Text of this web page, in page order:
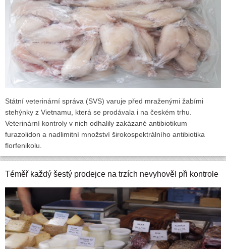
Státní veterinární správa (SVS) varuje před mraženými žabími
stehýnky z Vietnamu, která se prodávala i na českém trhu.
Veterinární kontroly v nich odhalily zakázané antibiotikum
furazolidon a nadlimitní množství širokospektrálního antibiotika
florfenikolu.
Téměř každý šestý prodejce na trzích nevyhověl při kontrole